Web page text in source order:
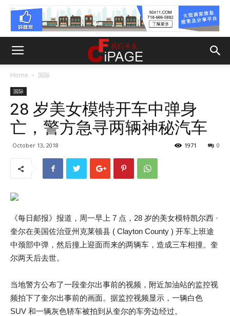
Home 国际
国际
28 岁美女模特开车中弹身
亡，警方急寻两辆神秘汽车
October 13, 2018 0
1971
《每日邮报》报道，周一早上 7 点，28 岁的美女模特凯尔西 ·
奎尔在美国佐治亚州克莱顿县 ( Clayton County ) 开车上班途
中颈部中弹，然后撞上迎面而来的两辆车，造成三车相撞。奎
尔两天后去世。
当地警方公布了一段奎尔出事前的视频，附近加油站的监控视
频拍下了奎尔出事前的画面。据监控视频显示，一辆白色
SUV 和一辆灰色轿车被拍到从奎尔的车旁边经过。